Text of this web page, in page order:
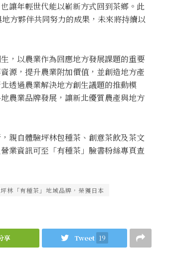
讓年輕世代能以嶄新方式回到茶鄉。此
方夥伴共同努力的成果，未來將持續以
，以農業作為回應地方發展課題的重要
源，提升農業附加價值，並創造地方產
透過農業解決地方創生議題的推動模
農業品牌發展，讓新北優質農產與地方
親自體驗坪林包種茶、創意茶飲及茶文
業資訊可至「有種茶」臉書粉絲專頁查
林「有種茶」地域品牌，榮獲日本
享 Tweet 19